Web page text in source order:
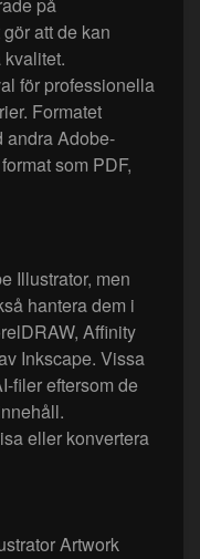
att de kan
för professionella
Formatet
andra Adobe-
som PDF,
Illustrator, men
hantera dem i
Affinity
Inkscape. Vissa
filer eftersom de
eller konvertera
Artwork